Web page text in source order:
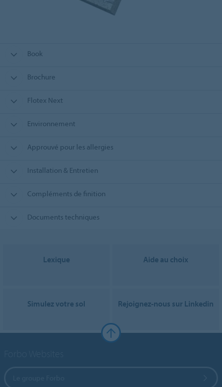
Book
Brochure
Flotex Next
Environnement
Approuvé pour les allergies
Installation & Entretien
Compléments de finition
Documents techniques
Lexique Aide au choix
Simulez votre sol Rejoignez-nous sur Linkedin